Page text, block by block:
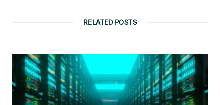
RELATED POSTS